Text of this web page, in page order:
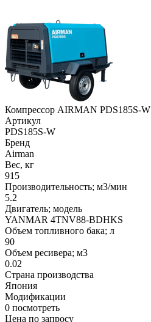
Компрессор AIRMAN PDS185S-W
Артикул
PDS185S-W
Бренд
Airman
Вес, кг
915
Производительность; м3/мин
5.2
Двигатель; модель
YANMAR 4TNV88-BDHKS
Объем топливного бака; л
90
Объем ресивера; м3
0.02
Страна производства
Япония
Модификации
0 посмотреть
Цена по запросу